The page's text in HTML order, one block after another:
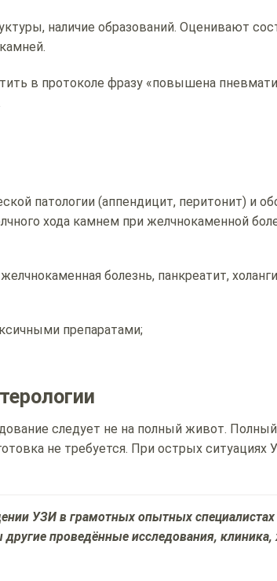
наличие образований. Оценивают
в протоколе фразу «повышена
патологии (аппендицит, перитонит) и
хода камнем при желчнокаменной
болезнь, панкреатит,
препаратами;
следует не на полный живот.
не требуется. При острых ситуациях
УЗИ в грамотных опытных специалистах
проведённые исследования,